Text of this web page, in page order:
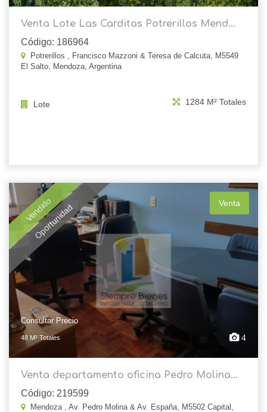
Venta Lote Las Carditas Potrerillos Mend...
Código: 186964
Potrerillos , Francisco Mazzoni & Teresa de Calcuta, M5549
El Salto, Mendoza, Argentina
Lote 1284 M² Totales
Vendido
Oportunidad Venta
Consultar Precio
48 M² Totales 4
Venta departamento oficina Pedro Molina...
Código: 219599
Mendoza , Av. Pedro Molina & Av. España, M5502 Capital,